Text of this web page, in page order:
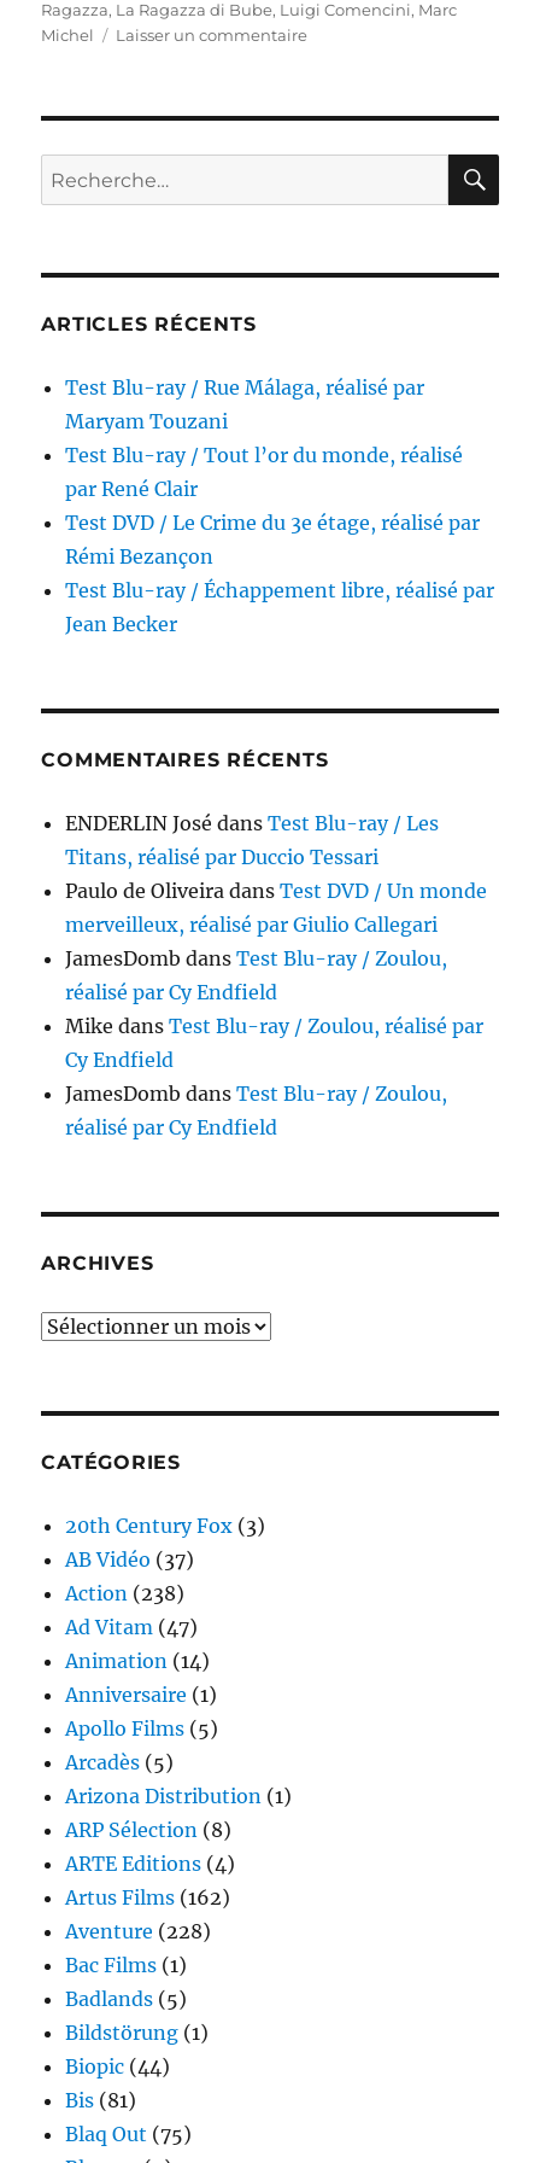
Ragazza, La Ragazza di Bube, Luigi Comencini, Marc
Michel
Laisser un commentairesur
La
réalisé
Recherche
pour :
ARTICLES RÉCENTS
Test Blu-ray / Rue Málaga, réalisé par
Maryam Touzani
Test Blu-ray / Tout l’or du monde, réalisé
par René Clair
Test DVD / Le Crime du 3e étage, réalisé par
Rémi Bezançon
Test Blu-ray / Échappement libre, réalisé par
Jean Becker
COMMENTAIRES RÉCENTS
ENDERLIN José dansTest Blu-ray / Les
Titans, réalisé par Duccio Tessari
Paulo de Oliveira dansTest DVD / Un monde
merveilleux, réalisé par Giulio Callegari
JamesDomb dansTest Blu-ray / Zoulou,
réalisé par Cy Endfield
Mike dansTest Blu-ray / Zoulou, réalisé par
Cy Endfield
JamesDomb dansTest Blu-ray / Zoulou,
réalisé par Cy Endfield
ARCHIVES
Archives
CATÉGORIES
20th Century Fox (3)
AB Vidéo (37)
Action (238)
Ad Vitam (47)
Animation (14)
Anniversaire (1)
Apollo Films (5)
Arcadès (5)
Arizona Distribution (1)
ARP Sélection (8)
ARTE Editions (4)
Artus Films (162)
Aventure (228)
Bac Films (1)
Badlands (5)
Bildstörung (1)
Biopic (44)
Bis (81)
Blaq Out (75)